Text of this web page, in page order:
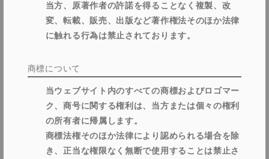
当方、原著作者の許諾を得ることなく複製、改
変、転載、販売、出版など著作権法そのほか法律
に触れる行為は禁止されております。
商標について
当ウェブサイト内のすべての商標およびロゴマー
ク、商号に関する権利は、当方または個々の権利
の所有者に帰属します。
商標法権そのほか法律により認められる場合を除
き、正当な権限なく無断で使用することは禁止さ